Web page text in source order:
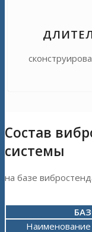
Состав
системы
на базе
Наименование